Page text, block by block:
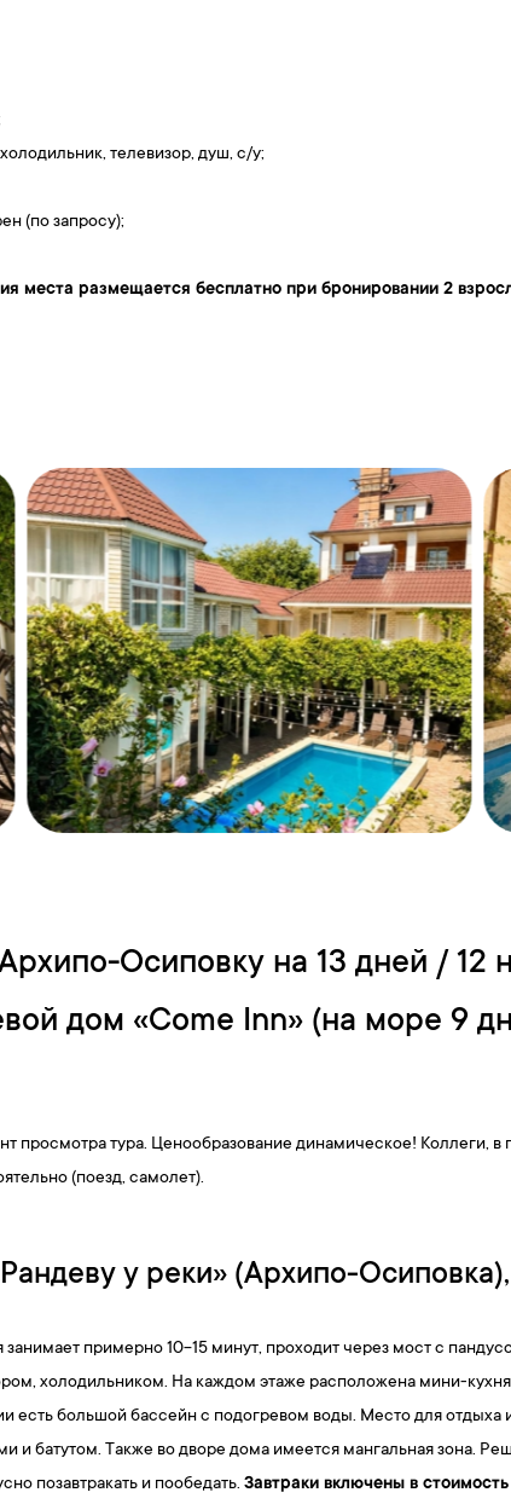
телевизор, душ, с/у;
(по запросу);
места размещается бесплатно при бронировании 2
Осиповку на 13 дней / 12
дом «Come Inn» (на море 9
тура. Ценообразование динамическое! Коллеги, в
(поезд, самолет).
у реки» (Архипо-
занимает примерно 10−15 минут, проходит через мост c
холодильником. На каждом этаже расположена мини-
есть большой бассейн с подогревом воды. Место для отдыха
и батутом. Также во дворе дома имеется мангальная зона.
позавтракать и пообедать. Завтраки включены в